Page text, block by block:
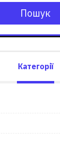
Пошук
Категорії